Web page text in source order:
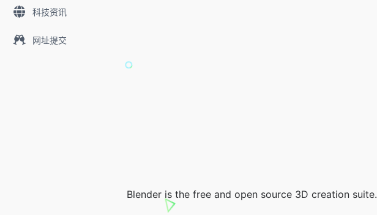
科技资讯
网址提交
Blender is the free and open source 3D creation suite.